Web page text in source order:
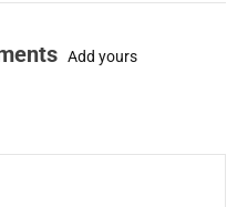
Add yours